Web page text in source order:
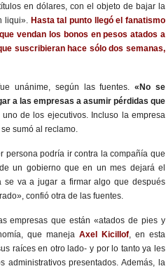
en dólares, con el objeto de bajar la
liqui». Hasta tal punto llegó el fanatismo
vendan los bonos en pesos atados a
suscribieran hace sólo dos semanas,
unánime, según las fuentes.«No se
a las empresas a asumir pérdidas que
uno de los ejecutivos. Incluso la empresa
sumó al reclamo.
persona podría ir contra la compañía que
un gobierno que en un mes dejará el
se va a jugar a firmar algo que después
confió otra de las fuentes.
empresas que están «atados de pies y
que manejaAxel Kicillof, en esta
raíces en otro lado- y por lo tanto ya les
administrativos presentados. Además, la